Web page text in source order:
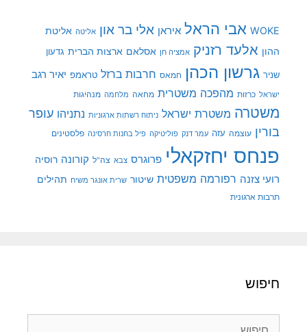
WOKE אבי הראל איראן אלי בר און אליטה אליטת
ההון אלעד רזניק אמציה חן אסלאם ארצות הברית גדעון
שניר גרשון הכהן חמאס חרבות ברזל טראמפ יאיר רגב
ישראל כרזות מהפכה משטרית מחאה מלחמה מנהיגות
משטרה משטרת ישראל ניתוח רשתות ארגוניות נתניהו עופר
בורין עוצמה עזה עמר דנק פוליטיקה פיל בחנות חרסינה פלסטינים
פנחס יחזקאלי פרוגרס צבא צה"ל קורונה רוסיה
רועי צזנה רפורמה משפטית שיטור שרית אונגר משיח תהילים
תרבות ארגונית
חיפוש